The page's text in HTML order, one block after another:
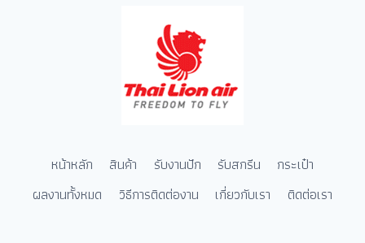
หน้าหลัก สินค้า รับงานปัก รับสกรีน
กระเป๋า
ผลงานทั้งหมด
วิธีการติดต่องาน เกี่ยวกับเรา ติดต่อเรา